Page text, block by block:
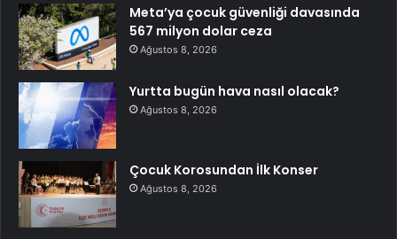
Meta’ya çocuk güvenliği davasında
567 milyon dolar ceza
Ağustos 8, 2026
Yurtta bugün hava nasıl olacak?
Ağustos 8, 2026
Çocuk Korosundan İlk Konser
Ağustos 8, 2026